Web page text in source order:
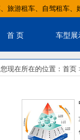
旅游租车、自驾租车、
首 页 车型展
您现在所在的位置： 首页